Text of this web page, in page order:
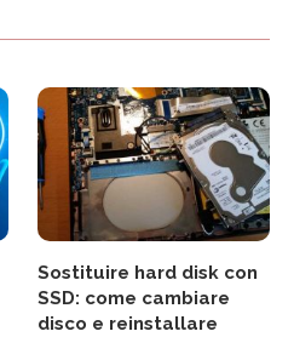
Sostituire hard disk con
SSD: come cambiare
disco e reinstallare